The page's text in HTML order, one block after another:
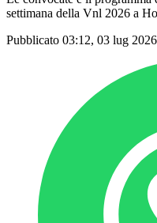
settimana della Vnl 2026 a
Pubblicato 03:12, 03 lug 2026